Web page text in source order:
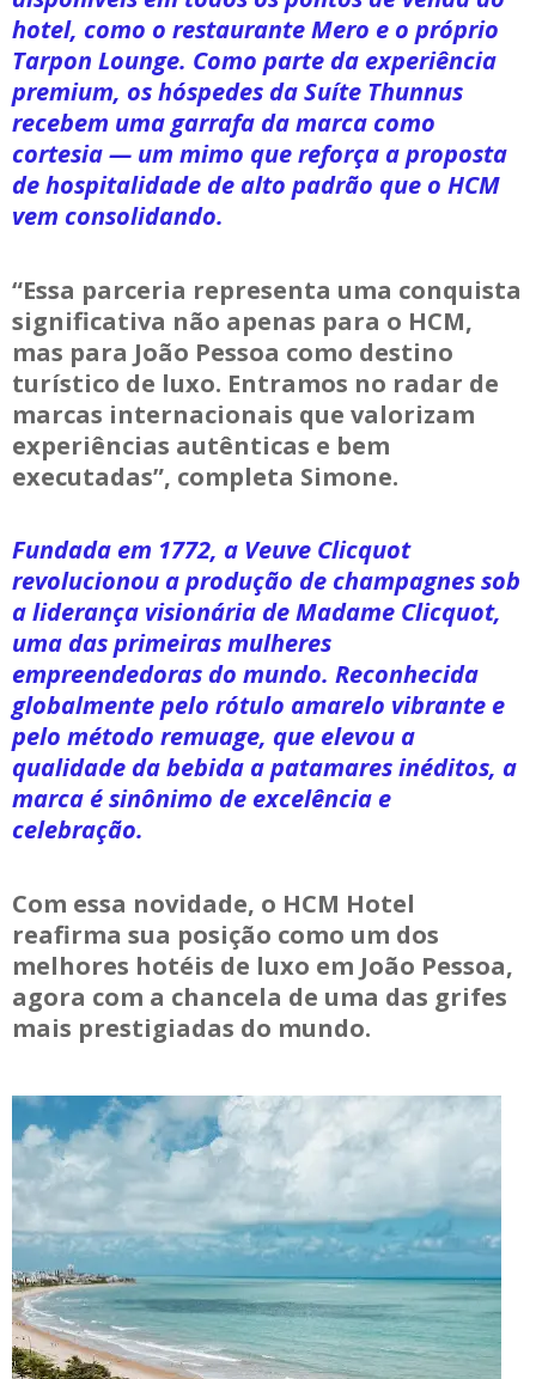
hotel, como o restaurante Mero e o próprio
Tarpon Lounge. Como parte da experiência
premium, os hóspedes da Suíte Thunnus
recebem uma garrafa da marca como
cortesia — um mimo que reforça a proposta
de hospitalidade de alto padrão que o HCM
vem consolidando.
“Essa parceria representa uma conquista
significativa não apenas para o HCM,
mas para João Pessoa como destino
turístico de luxo. Entramos no radar de
marcas internacionais que valorizam
experiências autênticas e bem
executadas”, completa Simone.
Fundada em 1772, a Veuve Clicquot
revolucionou a produção de champagnes sob
a liderança visionária de Madame Clicquot,
uma das primeiras mulheres
empreendedoras do mundo. Reconhecida
globalmente pelo rótulo amarelo vibrante e
pelo método remuage, que elevou a
qualidade da bebida a patamares inéditos, a
marca é sinônimo de excelência e
celebração.
Com essa novidade, o HCM Hotel
reafirma sua posição como um dos
melhores hotéis de luxo em João Pessoa,
agora com a chancela de uma das grifes
mais prestigiadas do mundo.